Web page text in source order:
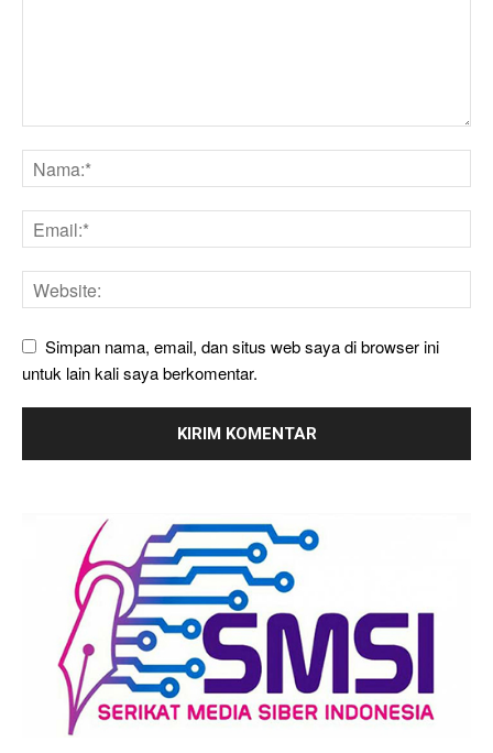
Simpan nama, email, dan situs web saya di browser ini
untuk lain kali saya berkomentar.